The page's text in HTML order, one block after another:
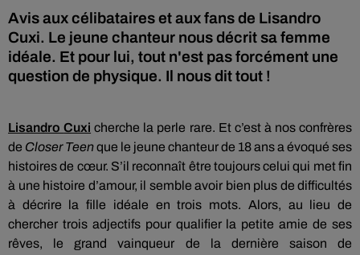
Avis aux célibataires et aux fans de Lisandro
Cuxi. Le jeune chanteur nous décrit sa femme
idéale. Et pour lui, tout n'est pas forcément une
question de physique. Il nous dit tout !
Lisandro Cuxi cherche la perle rare. Et c’est à nos confrères
de Closer Teenque le jeune chanteur de 18 ans a évoqué ses
histoires de cœur. S’il reconnaît être toujours celui qui met fin
à une histoire d’amour, il semble avoir bien plus de difficultés
à décrire la fille idéale en trois mots. Alors, au lieu de
chercher trois adjectifs pour qualifier la petite amie de ses
rêves, le grand vainqueur de la dernière saison de